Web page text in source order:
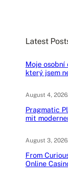
h
Latest
Moje osobní
který jsem
August 4, 2026.
Pragmatic
mit
August 3, 2026.
From
Online